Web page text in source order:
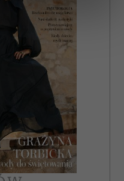
własne preferencje w
plików cookie możesz
w dowolnej chwili.
treści
i
Informacje o tym, jak
partnerom
i analitycznym.
z innymi danymi
podczas